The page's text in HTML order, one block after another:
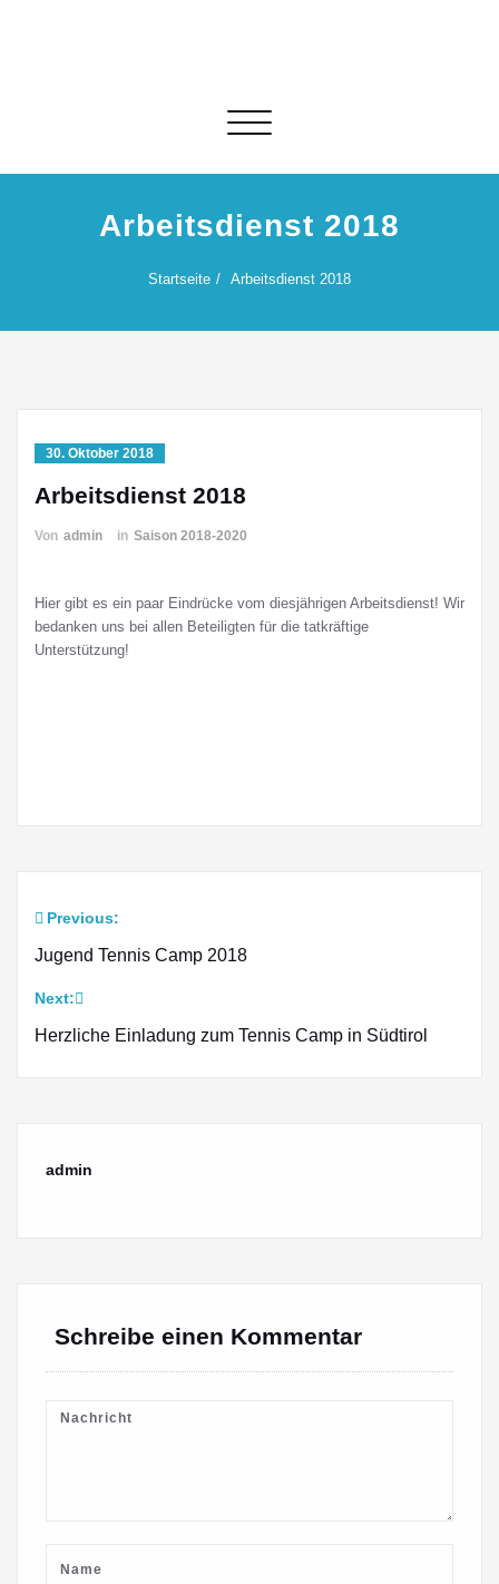
Schalte Navigation
Arbeitsdienst 2018
Startseite Arbeitsdienst 2018
30. Oktober 2018
Arbeitsdienst 2018
Von admin in Saison 2018-2020
Hier gibt es ein paar Eindrücke vom diesjährigen Arbeitsdienst! Wir
bedanken uns bei allen Beteiligten für die tatkräftige
Unterstützung!
Beitragsnavigation
Previous:
Jugend Tennis Camp 2018
Next:
Herzliche Einladung zum Tennis Camp in Südtirol
admin
Schreibe einen Kommentar